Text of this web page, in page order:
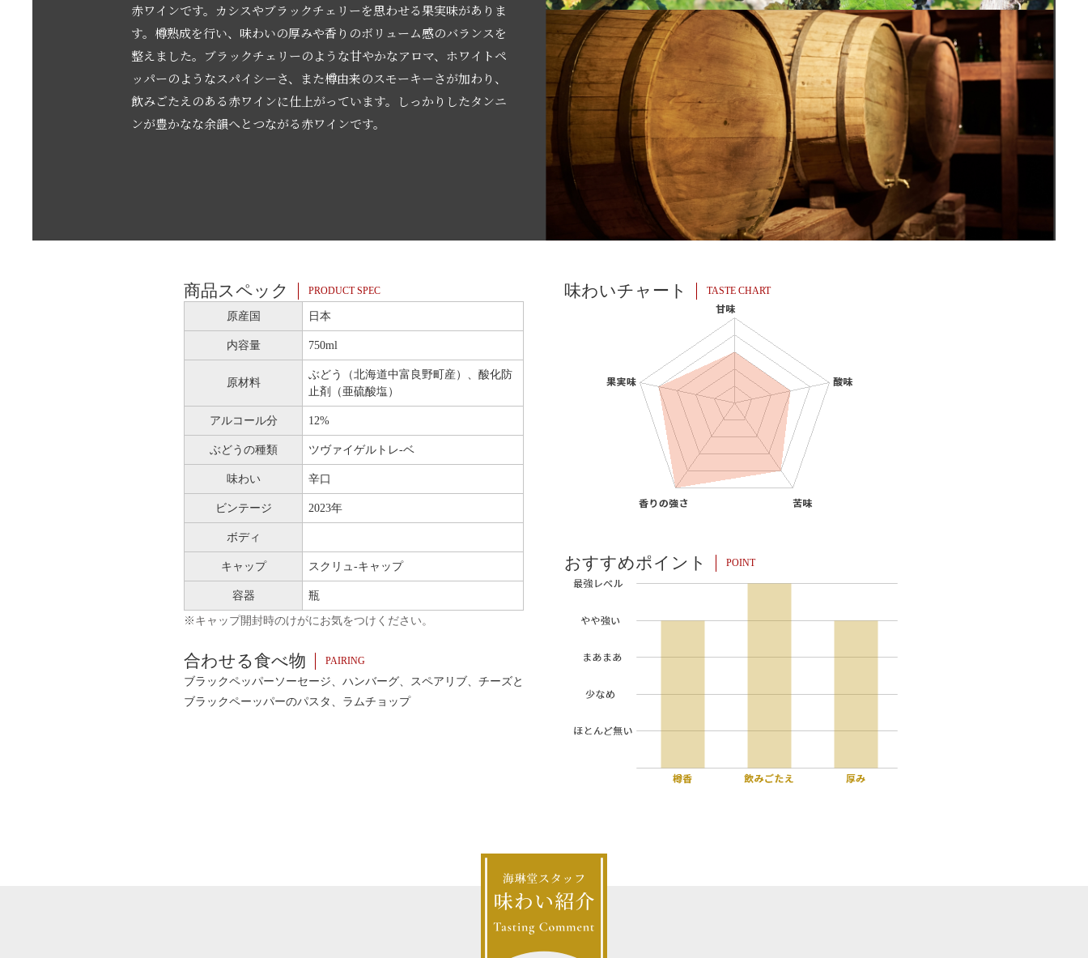
赤ワインです。カシスやブラックチェリーを思わせる果実味がありま
す。樽熟成を行い、味わいの厚みや香りのボリューム感のバランスを
整えました。ブラックチェリーのような甘やかなアロマ、ホワイトペ
ッパーのようなスパイシーさ、また樽由来のスモーキーさが加わり、
飲みごたえのある赤ワインに仕上がっています。しっかりしたタンニ
ンが豊かなな余韻へとつながる赤ワインです。
商品スペック PRODUCT SPEC
原産国 日本
内容量 750ml
原材料
ぶどう（北海道中富良野町産）、酸化防
止剤（亜硫酸塩）
アルコール分 12%
ぶどうの種類 ツヴァイゲルトレ-ベ
味わい 辛口
ビンテージ 2023年
ボディ
キャップ スクリュ-キャップ
容器 瓶
※キャップ開封時のけがにお気をつけください。
合わせる食べ物 PAIRING
ブラックペッパーソーセージ、ハンバーグ、スペアリブ、チーズと
ブラックペーッパーのパスタ、ラムチョップ
味わいチャート TASTE CHART
おすすめポイント POINT